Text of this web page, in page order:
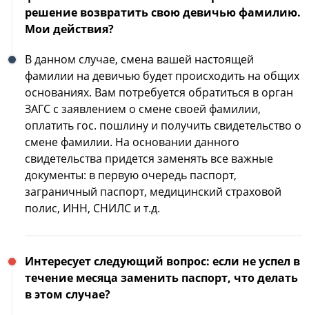
решение возвратить свою девичью фамилию.
Мои действия?
В данном случае, смена вашей настоящей
фамилии на девичью будет происходить на общих
основаниях. Вам потребуется обратиться в орган
ЗАГС с заявлением о смене своей фамилии,
оплатить гос. пошлину и получить свидетельство о
смене фамилии. На основании данного
свидетельства придется заменять все важные
документы: в первую очередь паспорт,
заграничный паспорт, медицинский страховой
полис, ИНН, СНИЛС и т.д.
Интересует следующий вопрос: если не успел в
течение месяца заменить паспорт, что делать
в этом случае?